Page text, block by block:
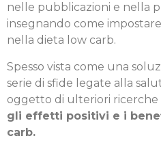
nelle pubblicazioni e nella
insegnando come
nella dieta low carb.
Spesso vista come una
serie di sfide legate alla
oggetto di ulteriori ricerche
gli effetti positivi e i
carb.